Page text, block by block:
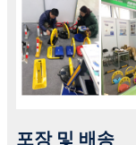
포장 및 배송